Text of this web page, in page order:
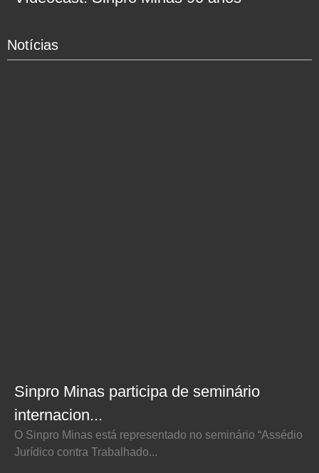
Notícias
Sinpro Minas participa de seminário
internacion...
O Sinpro Minas está representado no seminário “Assédio
Jurídico contra Trabalhado...